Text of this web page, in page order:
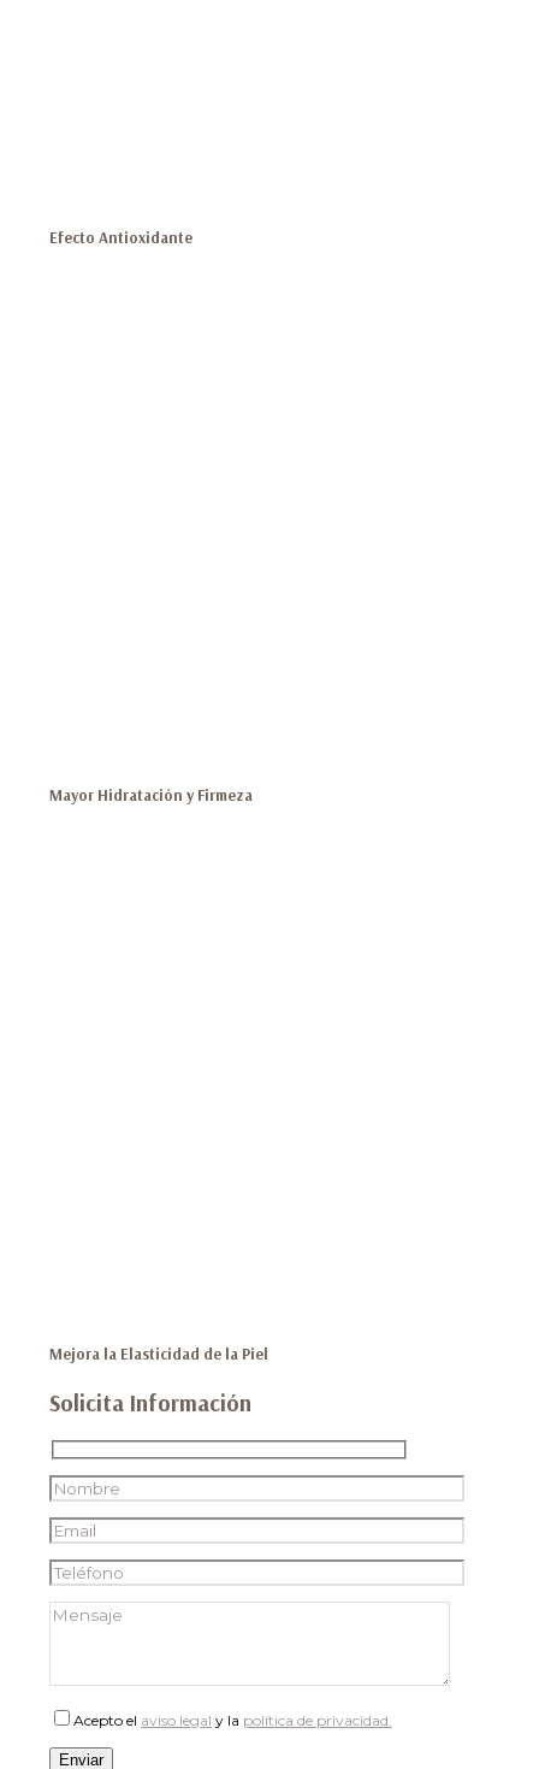
Efecto Antioxidante
Mayor Hidratación y Firmeza
Mejora la Elasticidad de la Piel
Solicita Información
Acepto el aviso legal y la política de privacidad.